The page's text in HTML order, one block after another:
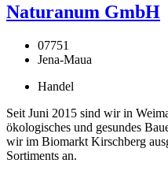
Naturanum GmbH
07751
Jena-Maua
Handel
Seit Juni 2015 sind wir in
ökologisches und gesundes
wir im Biomarkt Kirschberg
Sortiments an.